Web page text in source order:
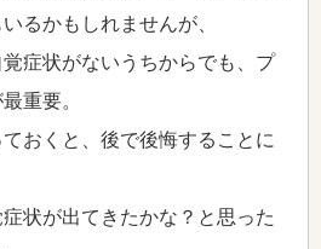
るかもしれませんが、
症状がないうちからでも、プ
重要。
おくと、後で後悔することに
状が出てきたかな？と思った